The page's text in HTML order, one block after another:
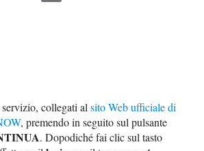
servizio, collegati alsito Web ufficiale di
, premendo in seguito sul pulsante
. Dopodiché fai clic sul tasto